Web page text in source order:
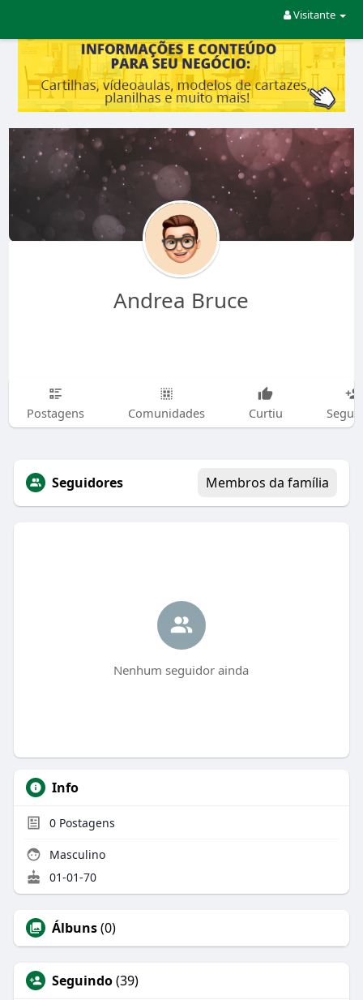
Visitante
Andrea Bruce
Postagens Comunidades Curtiu
Seguidores Membros da família
Nenhum seguidor ainda
Info
0Postagens
Masculino
01-01-70
Álbuns(0)
Seguindo(39)